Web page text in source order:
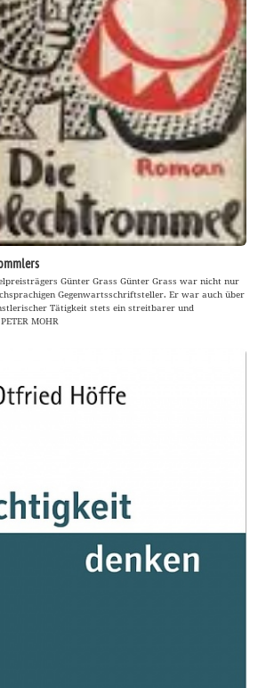
Günter Grass Günter Grass war nicht nur
Gegenwartsschriftsteller. Er war auch über
Tätigkeit stets ein streitbarer und
MOHR